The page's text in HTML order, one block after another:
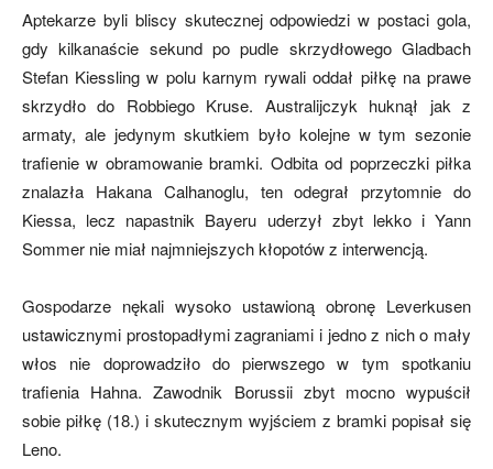
Aptekarze byli bliscy skutecznej odpowiedzi w postaci gola,
gdy kilkanaście sekund po pudle skrzydłowego Gladbach
Stefan Kiessling w polu karnym rywali oddał piłkę na prawe
skrzydło do Robbiego Kruse. Australijczyk huknął jak z
armaty, ale jedynym skutkiem było kolejne w tym sezonie
trafienie w obramowanie bramki. Odbita od poprzeczki piłka
znalazła Hakana Calhanoglu, ten odegrał przytomnie do
Kiessa, lecz napastnik Bayeru uderzył zbyt lekko i Yann
Sommer nie miał najmniejszych kłopotów z interwencją.
Gospodarze nękali wysoko ustawioną obronę Leverkusen
ustawicznymi prostopadłymi zagraniami i jedno z nich o mały
włos nie doprowadziło do pierwszego w tym spotkaniu
trafienia Hahna. Zawodnik Borussii zbyt mocno wypuścił
sobie piłkę (18.) i skutecznym wyjściem z bramki popisał się
Leno.